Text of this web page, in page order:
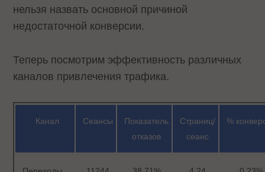
нельзя назвать основной причиной
недостаточной конверсии.
Теперь посмотрим эффективность различных
каналов привлечения трафика.
Канал Сеансы
Показатель
отказов
Страниц/
сеанс
%